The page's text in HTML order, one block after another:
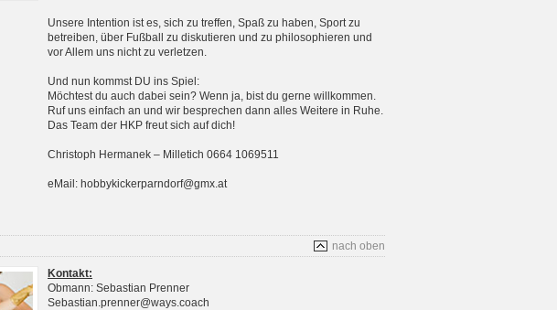
Unsere Intention ist es, sich zu treffen, Spaß zu haben, Sport zu
betreiben, über Fußball zu diskutieren und zu philosophieren und
vor Allem uns nicht zu verletzen.
Und nun kommst DU ins Spiel:
Möchtest du auch dabei sein? Wenn ja, bist du gerne willkommen.
Ruf uns einfach an und wir besprechen dann alles Weitere in Ruhe.
Das Team der HKP freut sich auf dich!
Christoph Hermanek – Milletich 0664 1069511
eMail: hobbykickerparndorf@gmx.at
nach oben
Kontakt:
Obmann: Sebastian Prenner
Sebastian.prenner@ways.coach